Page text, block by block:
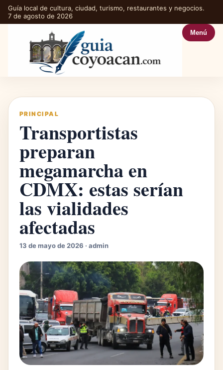
Guía local de cultura, ciudad, turismo, restaurantes y negocios.
7 de agosto de 2026
Menú
PRINCIPAL
Transportistas
preparan
megamarcha en
CDMX: estas serían
las vialidades
afectadas
13 de mayo de 2026 · admin